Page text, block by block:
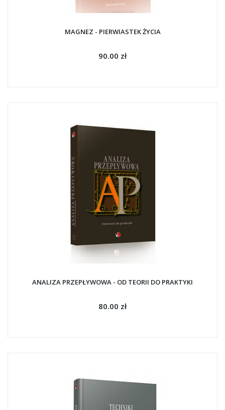
MAGNEZ - PIERWIASTEK ŻYCIA
90.00 zł
ANALIZA PRZEPŁYWOWA - OD TEORII DO PRAKTYKI
80.00 zł